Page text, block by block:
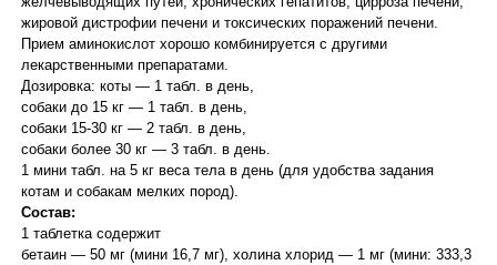
жировой дистрофии печени и токсических поражений печени.
Прием аминокислот хорошо комбинируется с другими
лекарственными препаратами.
Дозировка: коты — 1 табл. в день,
собаки до 15 кг — 1 табл. в день,
собаки 15-30 кг — 2 табл. в день,
собаки более 30 кг — 3 табл. в день.
1 мини табл. на 5 кг веса тела в день (для удобства задания
котам и собакам мелких пород).
Состав:
1 таблетка содержит
бетаин — 50 мг (мини 16,7 мг), холина хлорид — 1 мг (мини: 333,3